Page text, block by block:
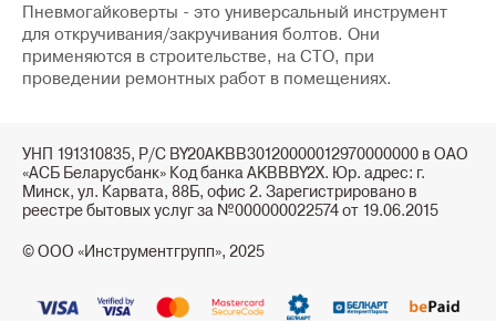
Пневмогайковерты - это универсальный инструмент
для откручивания/закручивания болтов. Они
применяются в строительстве, на СТО, при
проведении ремонтных работ в помещениях.
УНП 191310835, Р/С BY20AKBB30120000012970000000 в ОАО
«АСБ Беларусбанк» Код банка AKBBBY2X. Юр. адрес: г.
Минск, ул. Карвата, 88Б, офис 2. Зарегистрировано в
реестре бытовых услуг за №000000022574 от 19.06.2015
© ООО «Инструментгрупп», 2025